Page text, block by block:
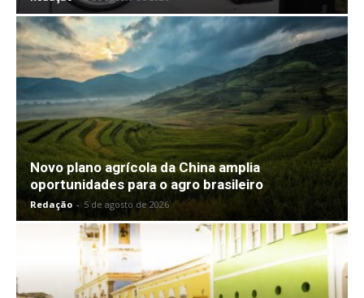
Novo plano agrícola da China amplia
oportunidades para o agro brasileiro
Redação - 5 de agosto de 2026